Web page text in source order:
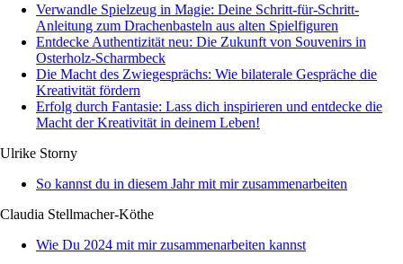
Verwandle Spielzeug in Magie: Deine Schritt-für-Schritt-
Anleitung zum Drachenbasteln aus alten Spielfiguren
Entdecke Authentizität neu: Die Zukunft von Souvenirs in
Osterholz-Scharmbeck
Die Macht des Zwiegesprächs: Wie bilaterale Gespräche die
Kreativität fördern
Erfolg durch Fantasie: Lass dich inspirieren und entdecke die
Macht der Kreativität in deinem Leben!
Ulrike Storny
So kannst du in diesem Jahr mit mir zusammenarbeiten
Claudia Stellmacher-Köthe
Wie Du 2024 mit mir zusammenarbeiten kannst